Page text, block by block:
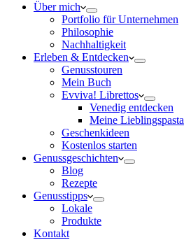
Über mich
Portfolio für Unternehmen
Philosophie
Nachhaltigkeit
Erleben & Entdecken
Genusstouren
Mein Buch
Evviva! Librettos
Venedig entdecken
Meine Lieblingspasta
Geschenkideen
Kostenlos starten
Genussgeschichten
Blog
Rezepte
Genusstipps
Lokale
Produkte
Kontakt